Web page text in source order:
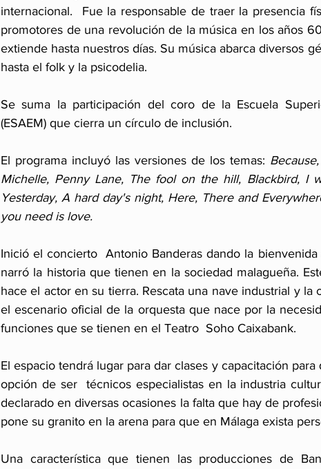
internacional.  Fue la responsable de traer la presencia
promotores de una revolución de la música en los años
extiende hasta nuestros días. Su música abarca diversos
hasta el folk y la psicodelia.
Se suma la participación del coro de la Escuela
(ESAEM) que cierra un círculo de inclusión.
El programa incluyó las versiones de los temas:
Michelle, Penny Lane, The fool on the hill, Blackbird, I
Yesterday, A hard day's night, Here, There and
you need is love.
Inició el concierto  Antonio Banderas dando la
narró la historia que tienen en la sociedad malagueña.
hace el actor en su tierra. Rescata una nave industrial y
el escenario oficial de la orquesta que nace por la
funciones que se tienen en el Teatro  Soho Caixabank.
El espacio tendrá lugar para dar clases y capacitación
opción de ser  técnicos especialistas en la industria
declarado en diversas ocasiones la falta que hay de
pone su granito en la arena para que en Málaga exista
Una característica que tienen las producciones de